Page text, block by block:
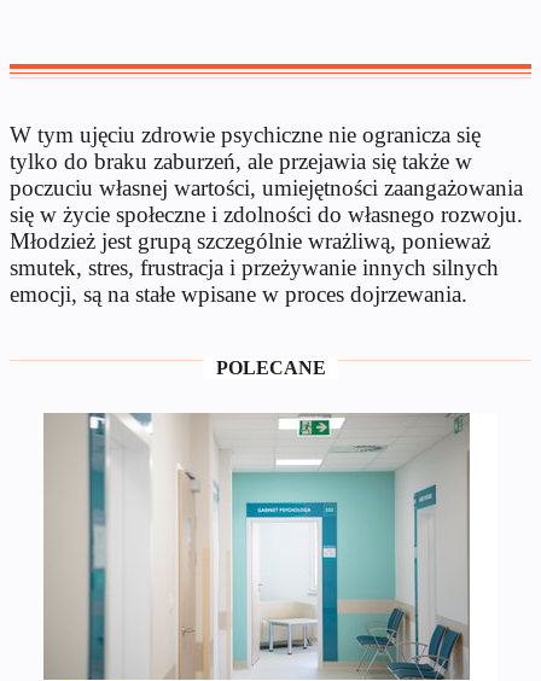
W tym ujęciu zdrowie psychiczne nie ogranicza się
tylko do braku zaburzeń, ale przejawia się także w
poczuciu własnej wartości, umiejętności zaangażowania
się w życie społeczne i zdolności do własnego rozwoju.
Młodzież jest grupą szczególnie wrażliwą, ponieważ
smutek, stres, frustracja i przeżywanie innych silnych
emocji, są na stałe wpisane w proces dojrzewania.
POLECANE